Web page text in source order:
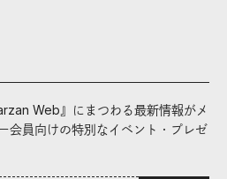
Web』にまつわる最新情報がメ
会員向けの特別なイベント・プレゼ